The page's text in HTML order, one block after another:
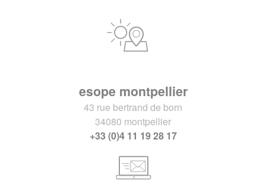
esope montpellier
43 rue bertrand de born
34080 montpellier
+33 (0)4 11 19 28 17